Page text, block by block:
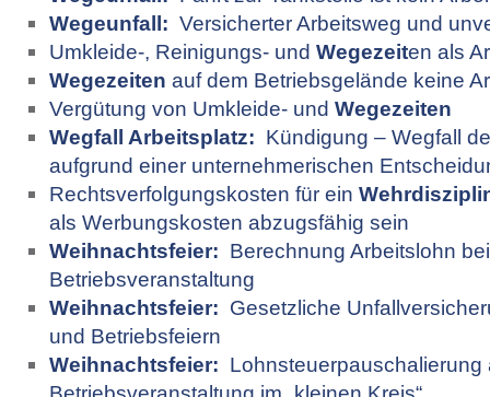
Wegeunfall: Versicherter Arbeitsweg und
Umkleide-, Reinigungs- und Wegezeiten als
Wegezeiten auf dem Betriebsgelände keine
Vergütung von Umkleide- und Wegezeiten
Wegfall Arbeitsplatz: Kündigung – Wegfall
aufgrund einer unternehmerischen
Rechtsverfolgungskosten für ein
als Werbungskosten abzugsfähig sein
Weihnachtsfeier: Berechnung Arbeitslohn bei
Betriebsveranstaltung
Weihnachtsfeier: Gesetzliche
und Betriebsfeiern
Weihnachtsfeier: Lohnsteuerpauschalierung
Betriebsveranstaltung im „kleinen Kreis“